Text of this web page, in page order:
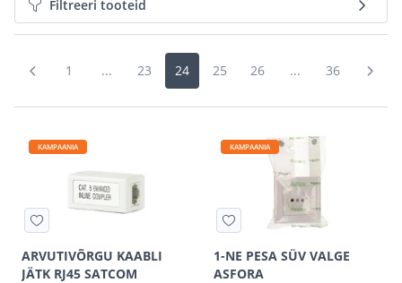
Filtreeri tooteid
1 ... 23 24 25 26 ... 36
KAMPAANIA
ARVUTIVÕRGU KAABLI
JÄTK RJ45 SATCOM
KAMPAANIA
1-NE PESA SÜV VALGE
ASFORA